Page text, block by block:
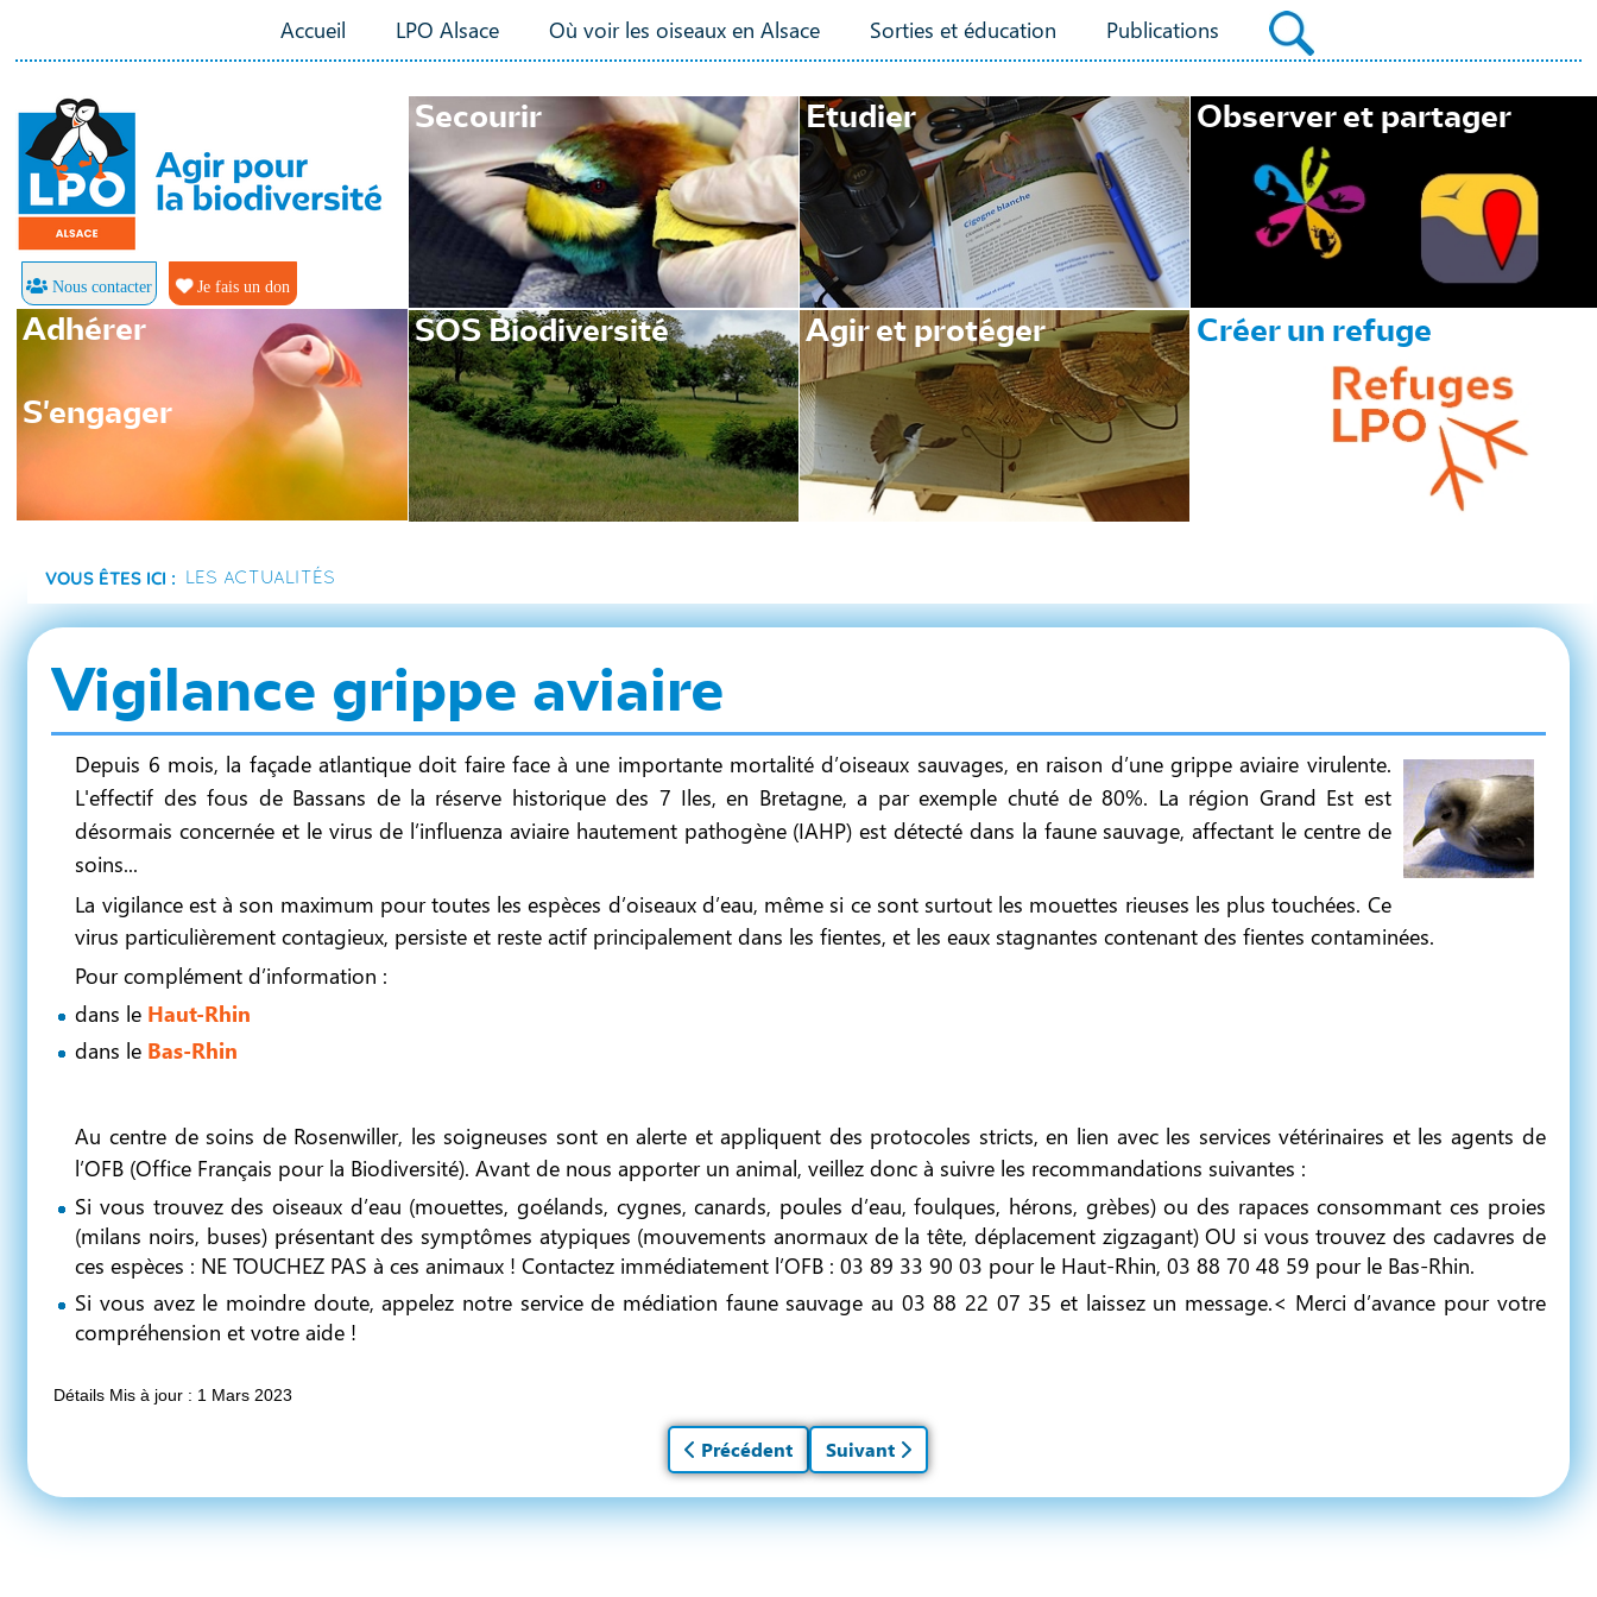
Accueil LPO Alsace Où voir les oiseaux en Alsace Sorties et éducation Publications
Nous contacter Je fais un don
Adhérer
S'engager
Secourir
SOS Biodiversité
Etudier
Agir et protéger
Observer et partager
Créer un refuge
Vous êtes ici : Les actualités
Vigilance grippe aviaire
Depuis 6 mois, la façade atlantique doit faire face à une importante mortalité d’oiseaux sauvages, en raison d’une grippe aviaire virulente.
L'effectif des fous de Bassans de la réserve historique des 7 Iles, en Bretagne, a par exemple chuté de 80%. La région Grand Est est
désormais concernée et le virus de l’influenza aviaire hautement pathogène (IAHP) est détecté dans la faune sauvage, affectant le centre de
soins...
La vigilance est à son maximum pour toutes les espèces d’oiseaux d’eau, même si ce sont surtout les mouettes rieuses les plus touchées. Ce
virus particulièrement contagieux, persiste et reste actif principalement dans les fientes, et les eaux stagnantes contenant des fientes contaminées.
Pour complément d’information :
dans le Haut-Rhin
dans le Bas-Rhin
Au centre de soins de Rosenwiller, les soigneuses sont en alerte et appliquent des protocoles stricts, en lien avec les services vétérinaires et les agents de
l’OFB (Office Français pour la Biodiversité). Avant de nous apporter un animal, veillez donc à suivre les recommandations suivantes :
Si vous trouvez des oiseaux d’eau (mouettes, goélands, cygnes, canards, poules d’eau, foulques, hérons, grèbes) ou des rapaces consommant ces proies
(milans noirs, buses) présentant des symptômes atypiques (mouvements anormaux de la tête, déplacement zigzagant) OU si vous trouvez des cadavres de
ces espèces : NE TOUCHEZ PAS à ces animaux ! Contactez immédiatement l’OFB : 03 89 33 90 03 pour le Haut-Rhin, 03 88 70 48 59 pour le Bas-Rhin.
Si vous avez le moindre doute, appelez notre service de médiation faune sauvage au 03 88 22 07 35 et laissez un message.< Merci d’avance pour votre
compréhension et votre aide !
Détails Mis à jour : 1 Mars 2023
Article précédent : Comment évoluent les effectifs des oiseaux de nos jardins ?
Précédent Article suivant : Nuit de la Chouette 2023
Suivant